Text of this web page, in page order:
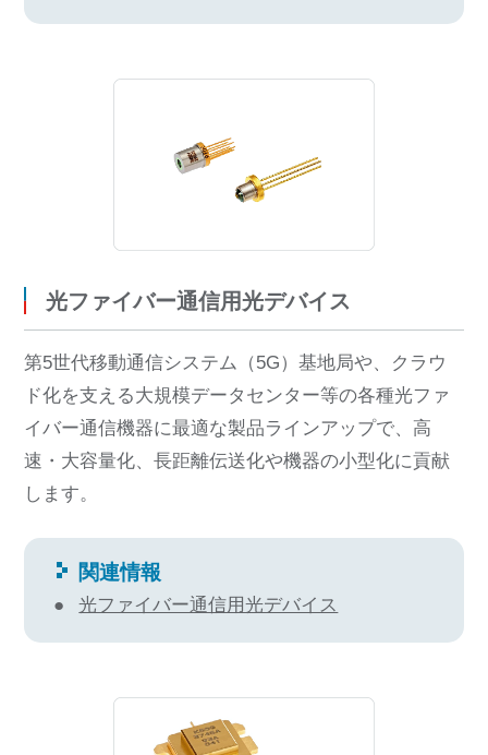
光ファイバー通信用光デバイス
第5世代移動通信システム（5G）基地局や、クラウ
ド化を支える大規模データセンター等の各種光ファ
イバー通信機器に最適な製品ラインアップで、高
速・大容量化、長距離伝送化や機器の小型化に貢献
します。
関連情報
光ファイバー通信用光デバイス